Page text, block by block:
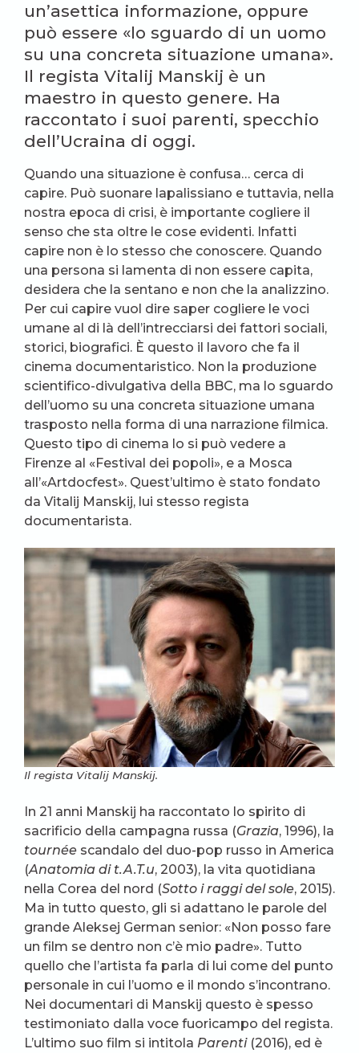
un’asettica informazione, oppure
può essere «lo sguardo di un uomo
su una concreta situazione umana».
Il regista Vitalij Manskij è un
maestro in questo genere. Ha
raccontato i suoi parenti, specchio
dell’Ucraina di oggi.
Quando una situazione è confusa… cerca di
capire. Può suonare lapalissiano e tuttavia, nella
nostra epoca di crisi, è importante cogliere il
senso che sta oltre le cose evidenti. Infatti
capire non è lo stesso che conoscere. Quando
una persona si lamenta di non essere capita,
desidera che la sentano e non che la analizzino.
Per cui capire vuol dire saper cogliere le voci
umane al di là dell’intrecciarsi dei fattori sociali,
storici, biografici. È questo il lavoro che fa il
cinema documentaristico. Non la produzione
scientifico-divulgativa della BBC, ma lo sguardo
dell’uomo su una concreta situazione umana
trasposto nella forma di una narrazione filmica.
Questo tipo di cinema lo si può vedere a
Firenze al «Festival dei popoli», e a Mosca
all’«Artdocfest». Quest’ultimo è stato fondato
da Vitalij Manskij, lui stesso regista
documentarista.
Il regista Vitalij Manskij.
In 21 anni Manskij ha raccontato lo spirito di
sacrificio della campagna russa (Grazia, 1996), la
tournée scandalo del duo-pop russo in America
(Anatomia di t.A.T.u, 2003), la vita quotidiana
nella Corea del nord (Sotto i raggi del sole, 2015).
Ma in tutto questo, gli si adattano le parole del
grande Aleksej German senior: «Non posso fare
un film se dentro non c’è mio padre». Tutto
quello che l’artista fa parla di lui come del punto
personale in cui l’uomo e il mondo s’incontrano.
Nei documentari di Manskij questo è spesso
testimoniato dalla voce fuoricampo del regista.
L’ultimo suo film si intitola Parenti(2016), ed è